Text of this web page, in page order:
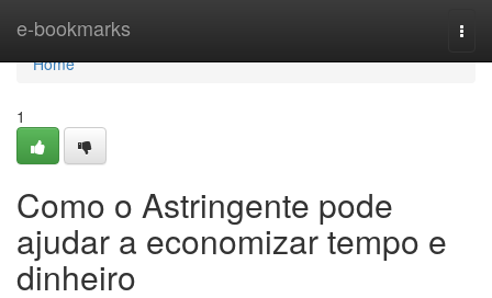
e-bookmarks
Home
Home
1
Como o Astringente pode
ajudar a economizar tempo e
dinheiro